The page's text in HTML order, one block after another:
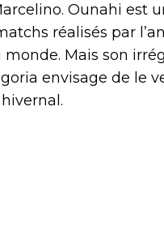
Ounahi est
réalisés par
Mais son
envisage de le